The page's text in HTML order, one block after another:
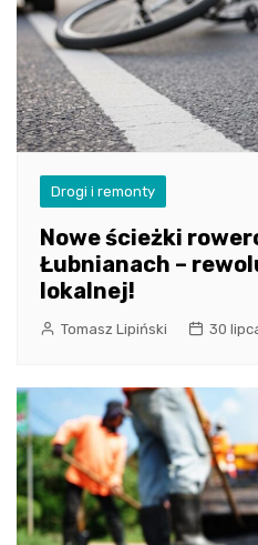
Drogi i remonty
Nowe ścieżki
Łubnianach –
lokalnej!
Tomasz Lipiński 30